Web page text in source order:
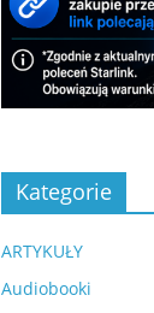
Kategorie
ARTYKUŁY
Audiobooki